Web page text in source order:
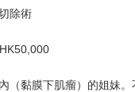
除術
（黏膜下肌瘤）的姐妹